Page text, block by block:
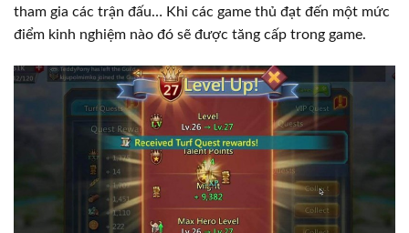
tham gia các trận đấu… Khi các game thủ đạt đến một mức
điểm kinh nghiệm nào đó sẽ được tăng cấp trong game.